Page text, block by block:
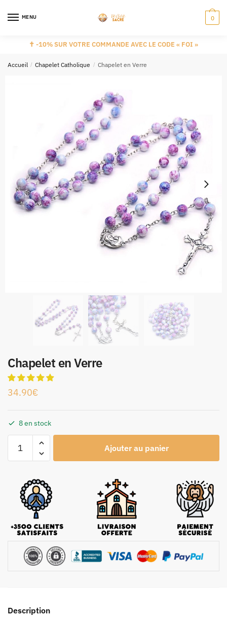
MENU 0
✝️ -10% SUR VOTRE COMMANDE AVEC LE CODE « FOI »
Accueil / Chapelet Catholique / Chapelet en Verre
Chapelet en Verre
34.90€
8 en stock
Ajouter au panier
Description